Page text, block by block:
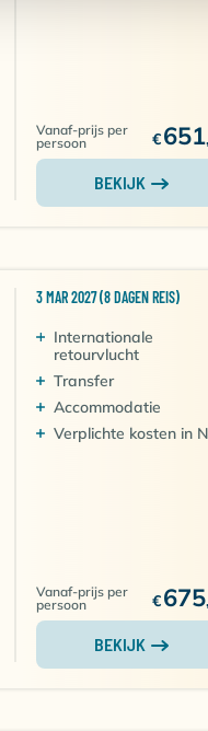
Vanaf-prijs per
persoon
€651
BEKIJK
3 MAR 2027 (8 DAGEN REIS)
Internationale
retourvlucht
Transfer
Accommodatie
Verplichte kosten in
Vanaf-prijs per
persoon
€675
BEKIJK